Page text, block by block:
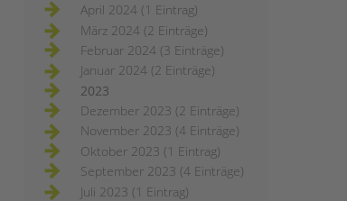
April 2024 (1 Eintrag)
März 2024 (2 Einträge)
Februar 2024 (3 Einträge)
Januar 2024 (2 Einträge)
2023
Dezember 2023 (2 Einträge)
November 2023 (4 Einträge)
Oktober 2023 (1 Eintrag)
September 2023 (4 Einträge)
Juli 2023 (1 Eintrag)